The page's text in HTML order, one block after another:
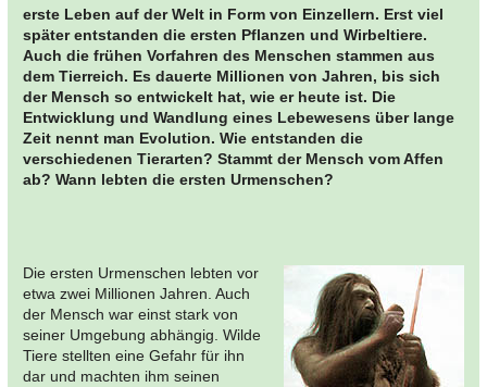
erste Leben auf der Welt in Form von Einzellern. Erst viel
später entstanden die ersten Pflanzen und Wirbeltiere.
Auch die frühen Vorfahren des Menschen stammen aus
dem Tierreich. Es dauerte Millionen von Jahren, bis sich
der Mensch so entwickelt hat, wie er heute ist. Die
Entwicklung und Wandlung eines Lebewesens über lange
Zeit nennt man Evolution. Wie entstanden die
verschiedenen Tierarten? Stammt der Mensch vom Affen
ab? Wann lebten die ersten Urmenschen?
Die ersten Urmenschen lebten vor
etwa zwei Millionen Jahren. Auch
der Mensch war einst stark von
seiner Umgebung abhängig. Wilde
Tiere stellten eine Gefahr für ihn
dar und machten ihm seinen